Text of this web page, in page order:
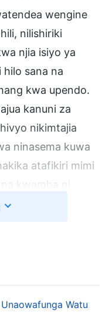
wengine
nilishiriki
njia isiyo ya
hilo sana na
kwa upendo.
kanuni za
nikimtajia
ninasema kuwa
atafikiri mimi
kwamba ni
hili likisababisha
yake. Mbali na
Watu